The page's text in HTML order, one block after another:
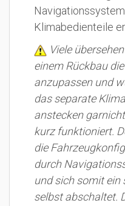
Klimabedienteile
Viele
einem Rückbau
anzupassen und
das separate
anstecken
kurz funktioniert.
die
durch
und sich somit ein
selbst abschaltet.